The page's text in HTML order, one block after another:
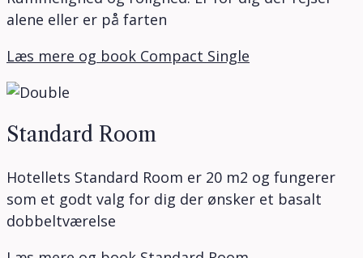
alene eller er på farten
Læs mere og book Compact Single
Standard Room
Hotellets Standard Room er 20 m2 og fungerer
som et godt valg for dig der ønsker et basalt
dobbeltværelse